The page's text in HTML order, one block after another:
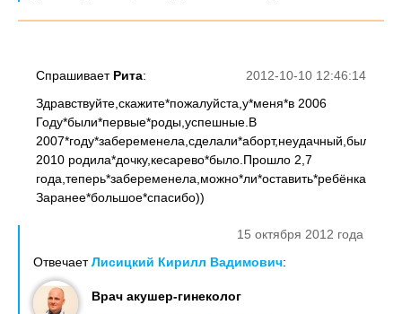
2012-10-10 12:46:14
Спрашивает Рита:
Здравствуйте,скажите*пожалуйста,у*меня*в 2006
Году*были*первые*роды,успешные.В
2010 родила*дочку,кесарево*было.Прошло 2,7
Заранее*большое*спасибо))
15 октября 2012 года
ОтвечаетЛисицкий Кирилл Вадимович:
Врач акушер-гинеколог